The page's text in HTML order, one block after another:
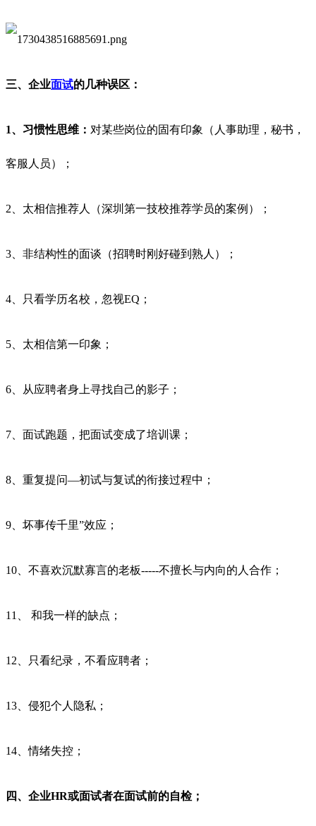
三、企业面试的几种误区：
1、习惯性思维： 对某些岗位的固有印象（人事助理，秘书，
客服人员）；
2、太相信推荐人（深圳第一技校推荐学员的案例）；
3、非结构性的面谈（招聘时刚好碰到熟人）；
4、只看学历名校，忽视EQ；
5、太相信第一印象；
6、从应聘者身上寻找自己的影子；
7、面试跑题，把面试变成了培训课；
8、重复提问—初试与复试的衔接过程中；
9、坏事传千里”效应；
10、不喜欢沉默寡言的老板-----不擅长与内向的人合作；
11、 和我一样的缺点；
12、只看纪录，不看应聘者；
13、侵犯个人隐私；
14、情绪失控；
四、企业HR或面试者在面试前的自检；